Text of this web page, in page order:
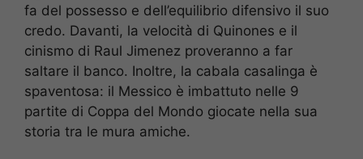
fa del possesso e dell’equilibrio difensivo il suo
credo. Davanti, la velocità di Quinones e il
cinismo di Raul Jimenez proveranno a far
saltare il banco. Inoltre, la cabala casalinga è
spaventosa: il Messico è imbattuto nelle 9
partite di Coppa del Mondo giocate nella sua
storia tra le mura amiche.